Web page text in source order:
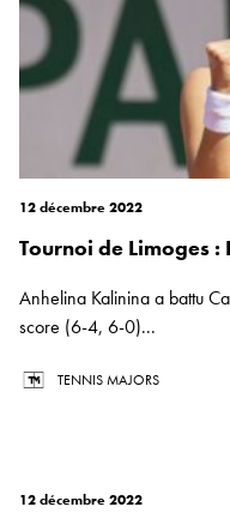
12 décembre 2022
Tournoi de Limoges
Anhelina Kalinina a battu
score (6-4, 6-0)...
TENNIS MAJORS
12 décembre 2022